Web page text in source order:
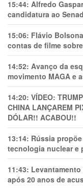
15:44: Alfredo
candidatura ao
15:06: Flávio
contas de filme
14:52: Avanço da
movimento MAGA e
14:20: VÍDEO:
CHINA LANÇAREM
DÓLAR!! ACABOU!!
13:14: Rússia
tecnologia nuclear e
11:43:
após 20 anos de